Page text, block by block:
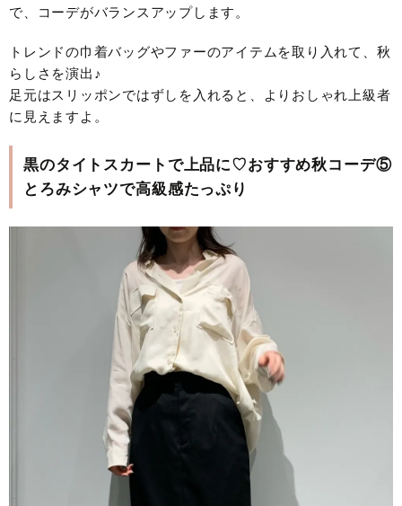
で、コーデがバランスアップします。
トレンドの巾着バッグやファーのアイテムを取り入れて、秋
らしさを演出♪
足元はスリッポンではずしを入れると、よりおしゃれ上級者
に見えますよ。
黒のタイトスカートで上品に♡おすすめ秋コーデ⑤
とろみシャツで高級感たっぷり